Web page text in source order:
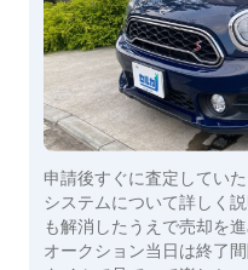
申請後すぐに査定してい
システムについて詳しく
も解消したうえで売却を進
オークション当日は終了